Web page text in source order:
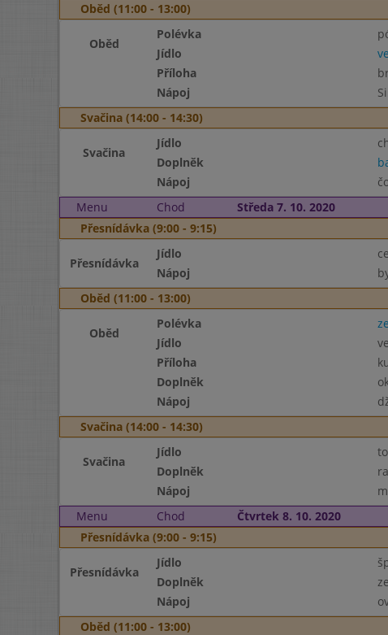
Oběd (11:00 - 13:00)
Oběd
Polévka
Jídlo
Příloha
Nápoj
Svačina (14:00 - 14:30)
Svačina
Jídlo
Doplněk
Nápoj
Menu
Chod Středa 7. 10. 2020
Přesnídávka (9:00 - 9:15)
Přesnídávka
Jídlo
Nápoj
Oběd (11:00 - 13:00)
Oběd
Polévka
Jídlo
Příloha
Doplněk
Nápoj
Svačina (14:00 - 14:30)
Svačina
Jídlo
Doplněk
Nápoj
Menu
Chod Čtvrtek 8. 10. 2020
Přesnídávka (9:00 - 9:15)
Přesnídávka
Jídlo
Doplněk
Nápoj
Oběd (11:00 - 13:00)